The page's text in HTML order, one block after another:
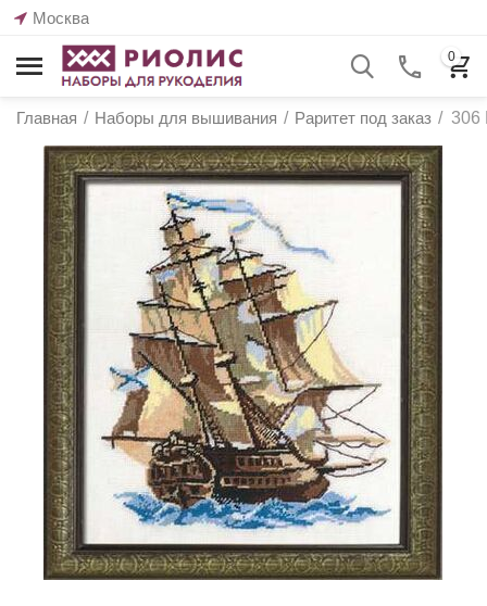
Москва
0
Главная / Наборы для вышивания / Раритет под заказ / 306